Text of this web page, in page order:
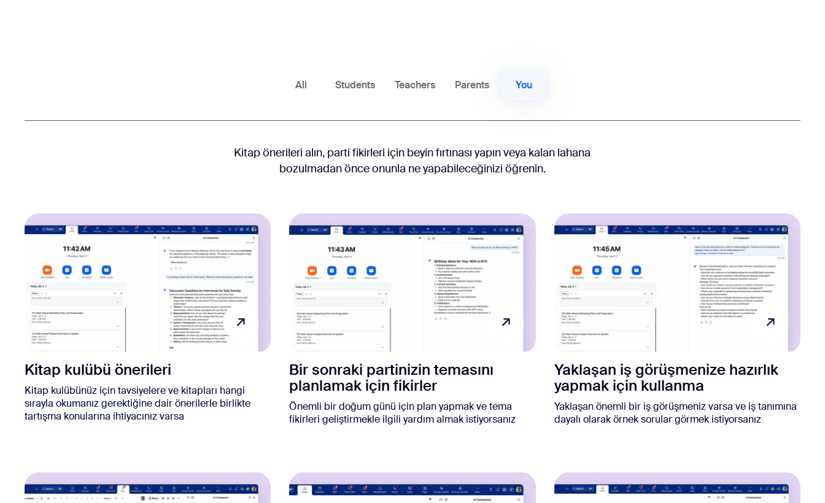
All Students Teachers Parents You
Kitap önerileri alın, parti fikirleri için beyin fırtınası yapın veya kalan lahana
bozulmadan önce onunla ne yapabileceğinizi öğrenin.
Kitap kulübü önerileri
Kitap kulübünüz için tavsiyelere ve kitapları hangi
sırayla okumanız gerektiğine dair önerilerle birlikte
tartışma konularına ihtiyacınız varsa
Bir sonraki partinizin temasını
planlamak için fikirler
Önemli bir doğum günü için plan yapmak ve tema
fikirleri geliştirmekle ilgili yardım almak istiyorsanız
Yaklaşan iş görüşmenize hazırlık
yapmak için kullanma
Yaklaşan önemli bir iş görüşmeniz varsa ve iş tanımına
dayalı olarak örnek sorular görmek istiyorsanız